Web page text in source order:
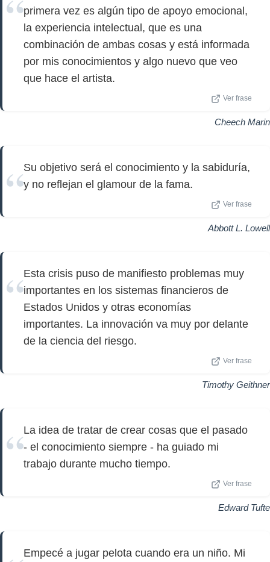
primera vez es algún tipo de apoyo emocional,
la experiencia intelectual, que es una
combinación de ambas cosas y está informada
por mis conocimientos y algo nuevo que veo
que hace el artista.
Ver frase
Cheech Marin
Su objetivo será el conocimiento y la sabiduría,
y no reflejan el glamour de la fama.
Ver frase
Abbott L. Lowell
Esta crisis puso de manifiesto problemas muy
importantes en los sistemas financieros de
Estados Unidos y otras economías
importantes. La innovación va muy por delante
de la ciencia del riesgo.
Ver frase
Timothy Geithner
La idea de tratar de crear cosas que el pasado
- el conocimiento siempre - ha guiado mi
trabajo durante mucho tiempo.
Ver frase
Edward Tufte
Empecé a jugar pelota cuando era un niño. Mi